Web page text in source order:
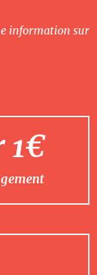
information sur
1€